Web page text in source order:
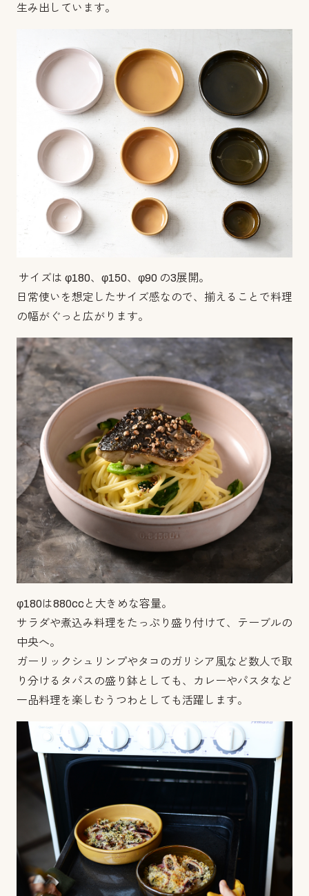
生み出しています。
サイズは φ180、φ150、φ90 の3展開。
日常使いを想定したサイズ感なので、揃えることで料理
の幅がぐっと広がります。
φ180は880ccと大きめな容量。
サラダや煮込み料理をたっぷり盛り付けて、テーブルの
中央へ。
ガーリックシュリンプやタコのガリシア風など数人で取
り分けるタパスの盛り鉢としても、カレーやパスタなど
一品料理を楽しむうつわとしても活躍します。